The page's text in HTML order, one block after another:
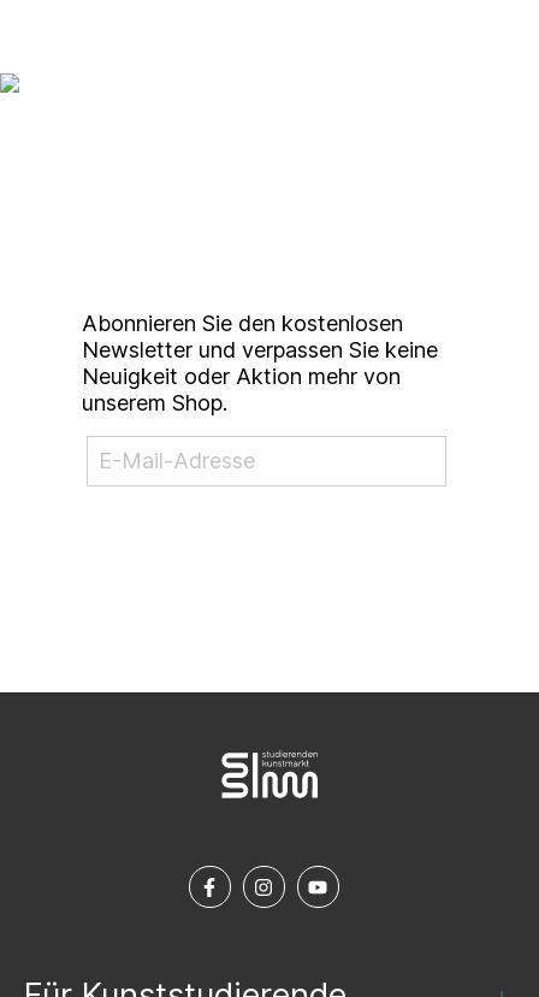
Abonnieren Sie den kostenlosen
Newsletter und verpassen Sie keine
Neuigkeit oder Aktion mehr von
unserem Shop.